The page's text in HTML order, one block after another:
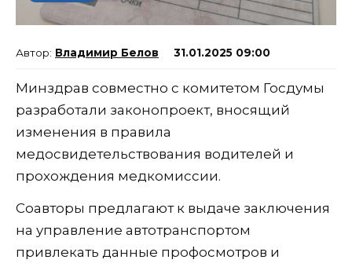
Владимир Белов 31.01.2025 09:00
Минздрав совместно с комитетом Госдумы
разработали законопроект, вносящий
изменения в правила
медосвидетельствования водителей и
прохождения медкомиссии.
Соавторы предлагают к выдаче заключения
на управление автотранспортом
привлекать данные профосмотров и